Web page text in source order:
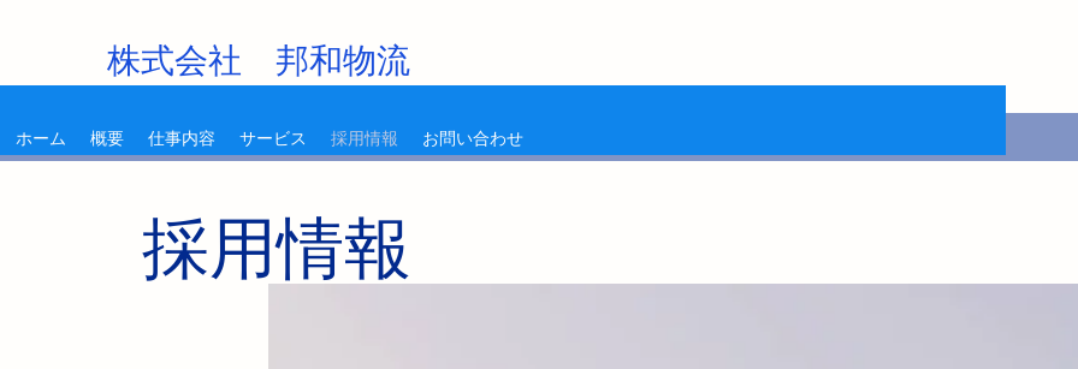
株式会社 邦和物流
ホーム 概要 仕事内容 サービス 採用情報 お問い合わせ
採用情報